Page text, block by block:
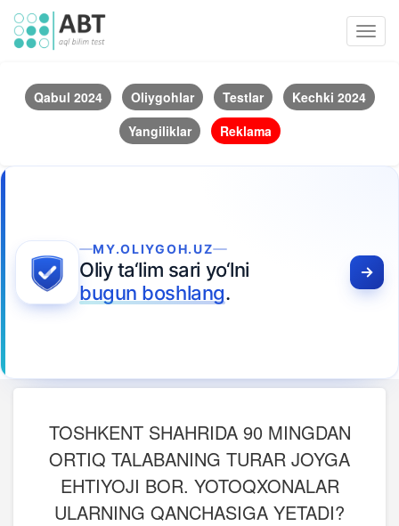
Qabul 2024 Oliygohlar Testlar
Kechki 2024
Yangiliklar
Reklama
MY.OLIYGOH.UZ
Oliy ta‘lim sari yo‘lni
bugun boshlang.
TOSHKENT SHAHRIDA 90 MINGDAN
ORTIQ TALABANING TURAR JOYGA
EHTIYOJI BOR. YOTOQXONALAR
ULARNING QANCHASIGA YETADI?